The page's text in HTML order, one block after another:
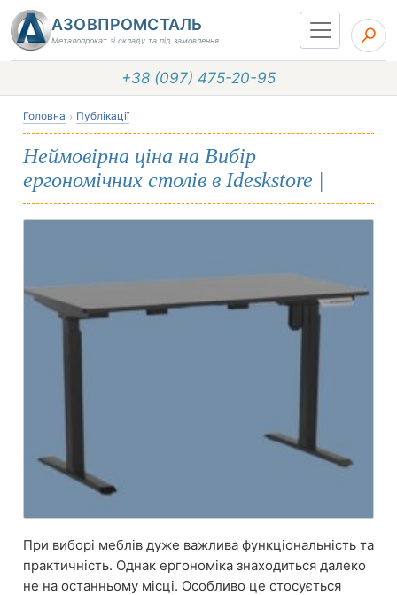
АЗОВПРОМСТАЛЬ
Металопрокат зі складу та під замовлення
+38 (097) 475-20-95
Головна Публікації
Неймовірна ціна на Вибір
ергономічних столів в Ideskstore |
При виборі меблів дуже важлива функціональність та
практичність. Однак ергономіка знаходиться далеко
не на останньому місці. Особливо це стосується